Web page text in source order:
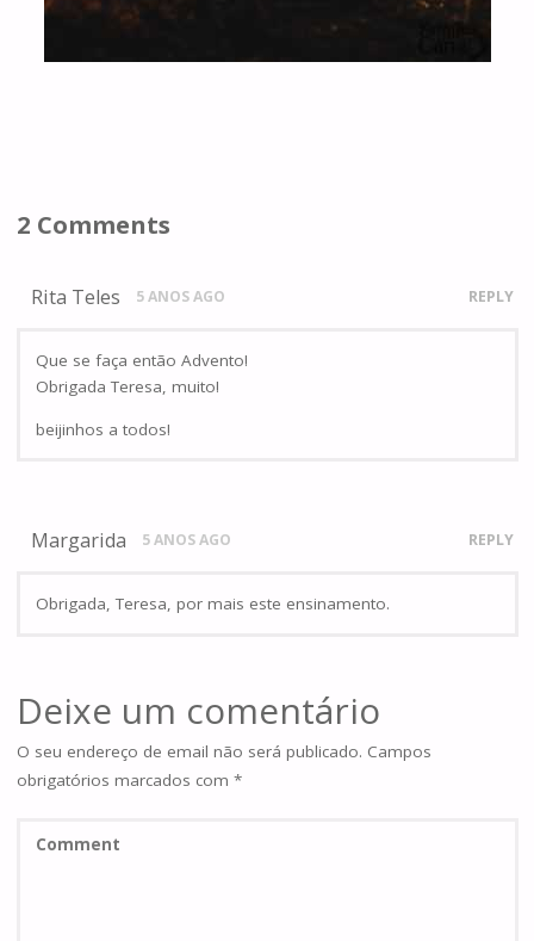
2 Comments
Rita Teles 5 ANOS AGO REPLY
Que se faça então Advento!
Obrigada Teresa, muito!
beijinhos a todos!
Margarida 5 ANOS AGO REPLY
Obrigada, Teresa, por mais este ensinamento.
Deixe um comentário
O seu endereço de email não será publicado. Campos
obrigatórios marcados com *